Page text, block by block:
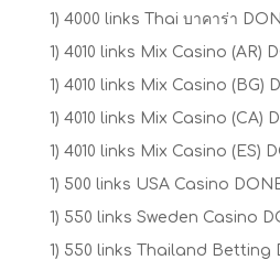
1) 4000 links Thai บาคาร่า
1) 4010 links Mix Casino (AR)
1) 4010 links Mix Casino (BG)
1) 4010 links Mix Casino (CA)
1) 4010 links Mix Casino (ES)
1) 500 links USA Casino
1) 550 links Sweden Casino
1) 550 links Thailand Betting